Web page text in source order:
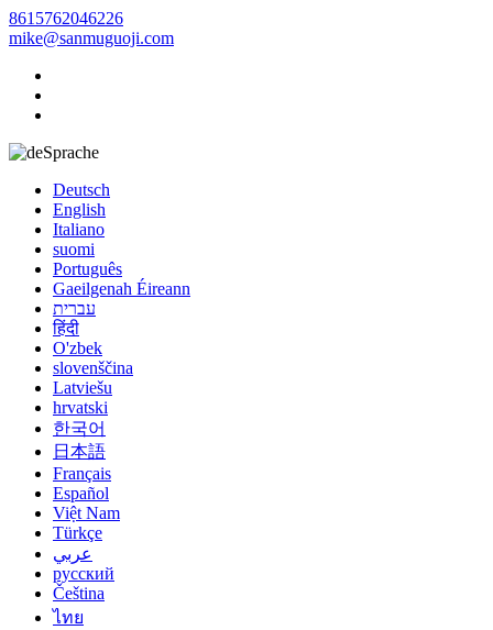
8615762046226
mike@sanmuguoji.com
Sprache
Deutsch
English
Italiano
suomi
Português
Gaeilgenah Éireann
עברית
हिंदी
O'zbek
slovenščina
Latviešu
hrvatski
한국어
日本語
Français
Español
Việt Nam
Türkçe
عربي
русский
Čeština
ไทย